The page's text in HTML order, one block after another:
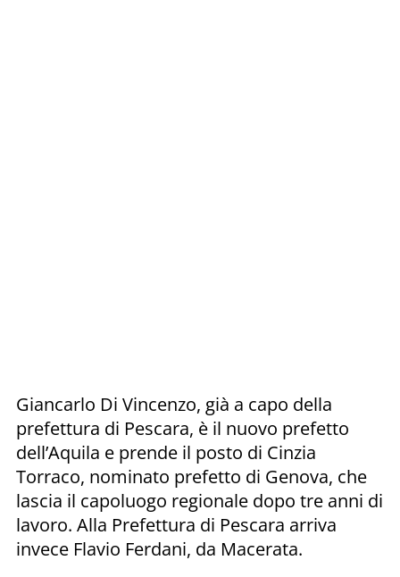
Giancarlo Di Vincenzo, già a capo della
prefettura di Pescara, è il nuovo prefetto
dell’Aquila e prende il posto di Cinzia
Torraco, nominato prefetto di Genova, che
lascia il capoluogo regionale dopo tre anni di
lavoro. Alla Prefettura di Pescara arriva
invece Flavio Ferdani, da Macerata.